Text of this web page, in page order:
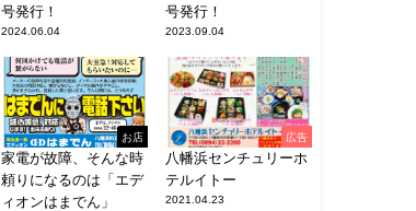
号発行！
2024.06.04
号発行！
2023.09.04
お店
家電が故障、そんな時
頼りになるのは「エデ
ィオンはまでん」
広告
八幡浜センチュリーホ
テルイトー
2021.04.23